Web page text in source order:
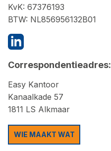
KvK: 67376193
BTW: NL856956132B01
Correspondentieadres:
Easy Kantoor
Kanaalkade 57
1811 LS Alkmaar
WIE MAAKT WAT